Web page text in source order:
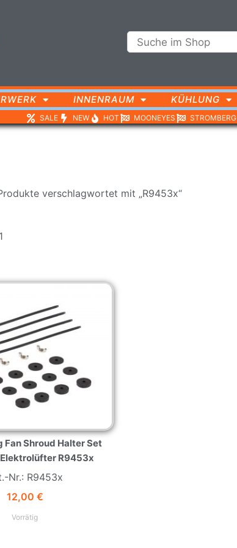
INNENRAUM KÜHLUNG
SALE NEW HOT MOONEYES STROMBERG
verschlagwortet mit „R9453x“
Fan Shroud Halter Set
R9453x
Nr.: R9453x
12,00 €
Vorrätig